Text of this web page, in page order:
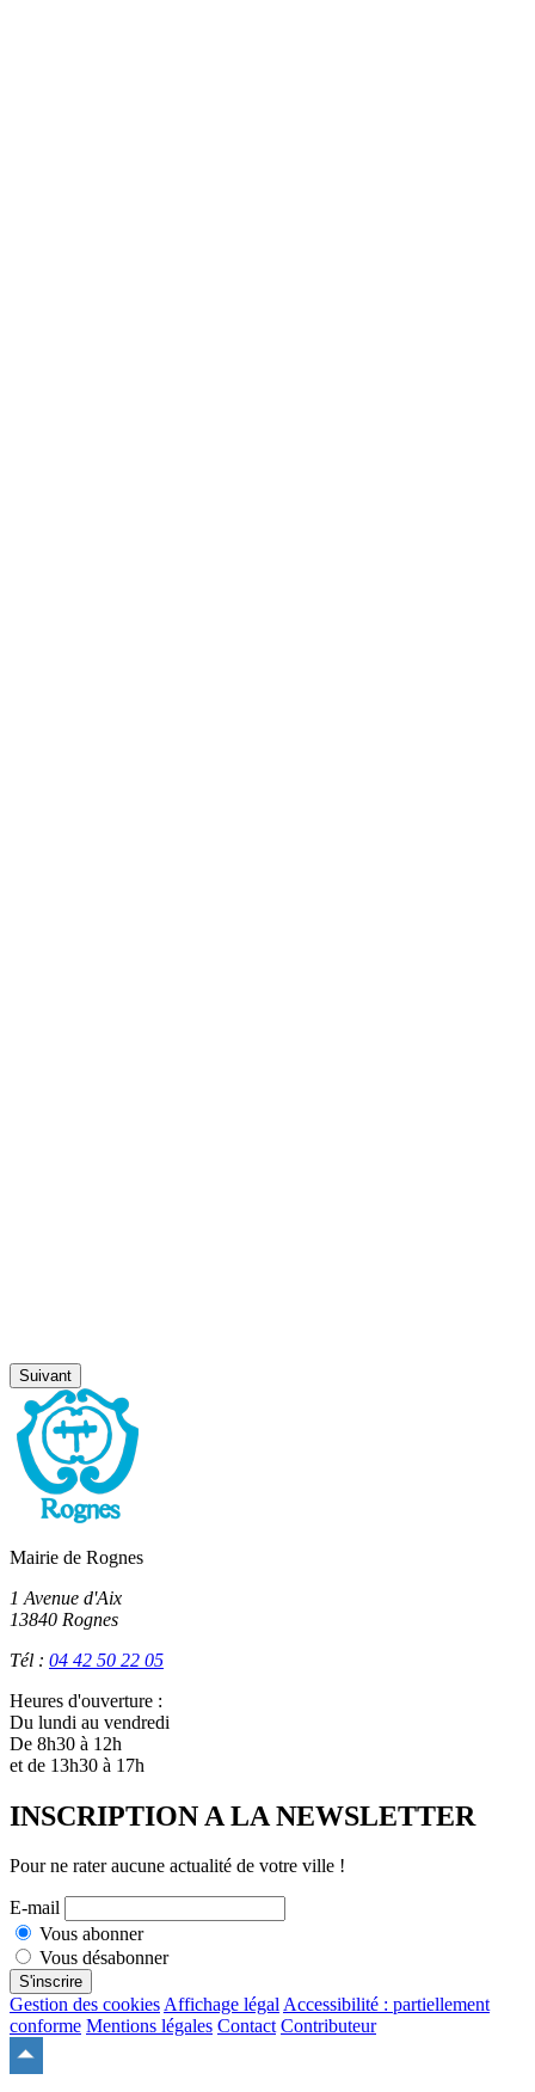
Suivant
Mairie de Rognes
1 Avenue d'Aix
13840 Rognes
Tél : 04 42 50 22 05
Heures d'ouverture :
Du lundi au vendredi
De 8h30 à 12h
et de 13h30 à 17h
INSCRIPTION A LA NEWSLETTER
Pour ne rater aucune actualité de votre ville !
E-mail
Vous abonner
Vous désabonner
S'inscrire
Gestion des cookiesAffichage légalAccessibilité : partiellement
conforme Mentions légales Contact Contributeur